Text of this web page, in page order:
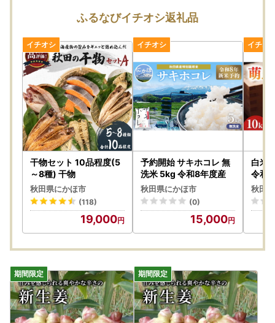
ふるなびイチオシ返礼品
干物セット 10品程度(5
～8種) 干物
秋田県にかほ市
(118)
19,000
予約開始 サキホコレ 無
洗米 5kg 令和8年度産
秋田県にかほ市
(0)
15,000
白米
令和7
秋田